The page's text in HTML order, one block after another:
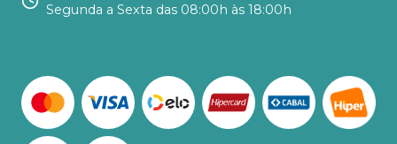
Segunda a Sexta das 08:00h às 18:00h